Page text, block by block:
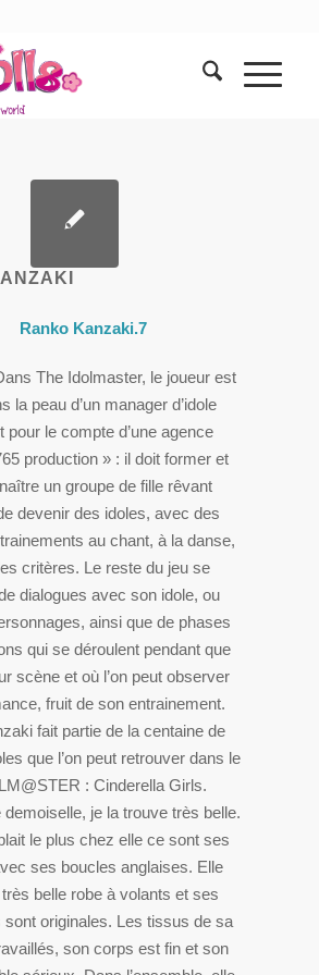
The Idolmaster, le joueur est
la peau d’un manager d’idole
pour le compte d’une agence
production » : il doit former et
un groupe de fille rêvant
devenir des idoles, avec des
au chant, à la danse,
critères. Le reste du jeu se
dialogues avec son idole, ou
ainsi que de phases
qui se déroulent pendant que
scène et où l’on peut observer
fruit de son entrainement.
fait partie de la centaine de
que l’on peut retrouver dans le
: Cinderella Girls.
demoiselle, je la trouve très belle.
le plus chez elle ce sont ses
ses boucles anglaises. Elle
belle robe à volants et ses
originales. Les tissus de sa
son corps est fin et son